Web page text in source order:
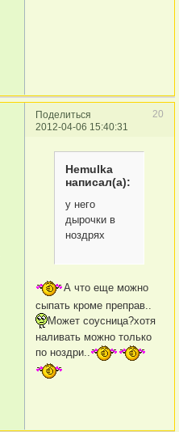
Поделиться
20
2012-04-06 15:40:31
Hemulka
написал(а):
у него
дырочки в
ноздрях
А что еще можно
сыпать кроме преправ..
Может соусница?хотя
наливать можно только
по ноздри..